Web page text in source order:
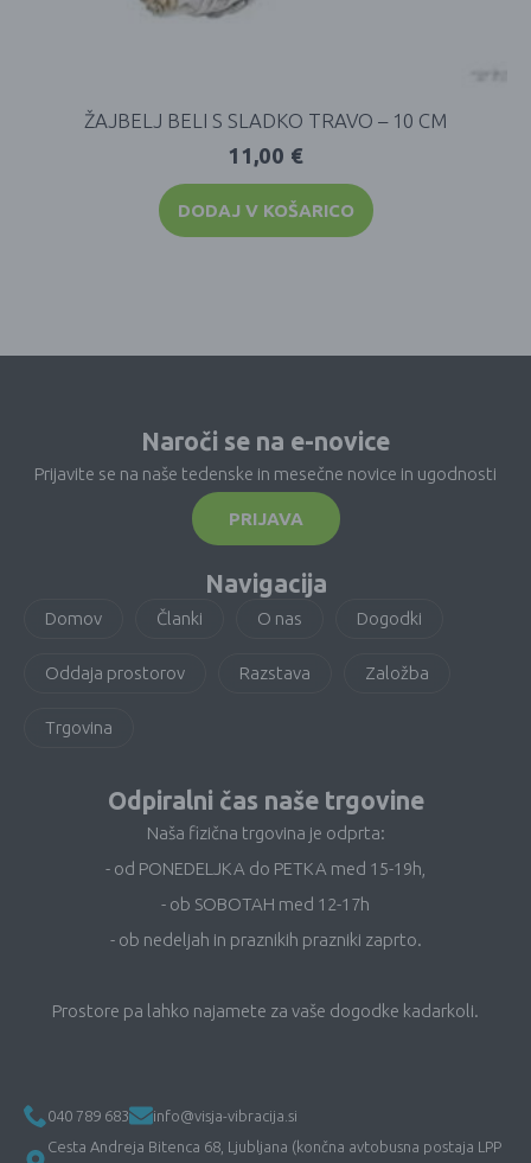
ŽAJBELJ BELI S SLADKO TRAVO – 10 CM
11,00 €
DODAJ V KOŠARICO
Naroči se na e-novice
Prijavite se na naše tedenske in mesečne novice in ugodnosti
PRIJAVA
Navigacija
Domov Članki O nas Dogodki
Oddaja prostorov Razstava Založba
Trgovina
Odpiralni čas naše trgovine
Naša fizična trgovina je odprta:
- od PONEDELJKA do PETKA med 15-19h,
- ob SOBOTAH med 12-17h
- ob nedeljah in praznikih prazniki zaprto.
Prostore pa lahko najamete za vaše dogodke kadarkoli.
040 789 683
info@visja-vibracija.si
Cesta Andreja Bitenca 68, Ljubljana (končna avtobusna postaja LPP